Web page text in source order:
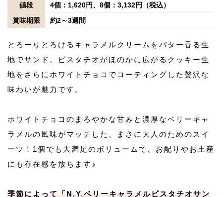
値段
4個：1,620円、8個：3,132円（税込）
賞味期限
約2～3週間
とろーりとろけるキャラメルクリームをバター香る生
地でサンド。ピスタチオがほのかに広がるクッキー生
地をさらにホワイトチョコでコーティングした贅沢な
味わいが魅力です。
ホワイトチョコのまろやかな甘みと濃厚なベリーキャ
ラメルの風味がマッチした、まさに大人のためのスイ
ーツ！1個でも大満足のボリュームで、お配りやお土産
にも存在感を放ちます♪
季節によって「N.Y.ベリーキャラメルピスタチオサン